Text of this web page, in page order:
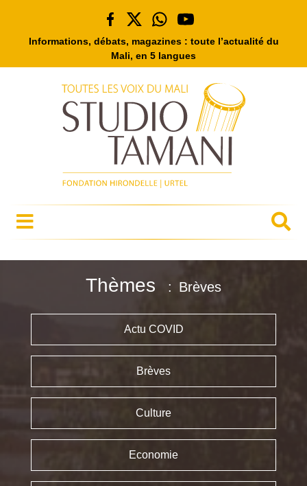
Informations, débats, magazines : toute l’actualité du
Mali, en 5 langues
Thèmes Brèves
Actu COVID
Brèves
Culture
Economie